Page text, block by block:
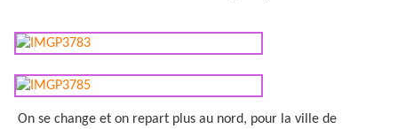
On se change et on repart plus au nord, pour la ville de